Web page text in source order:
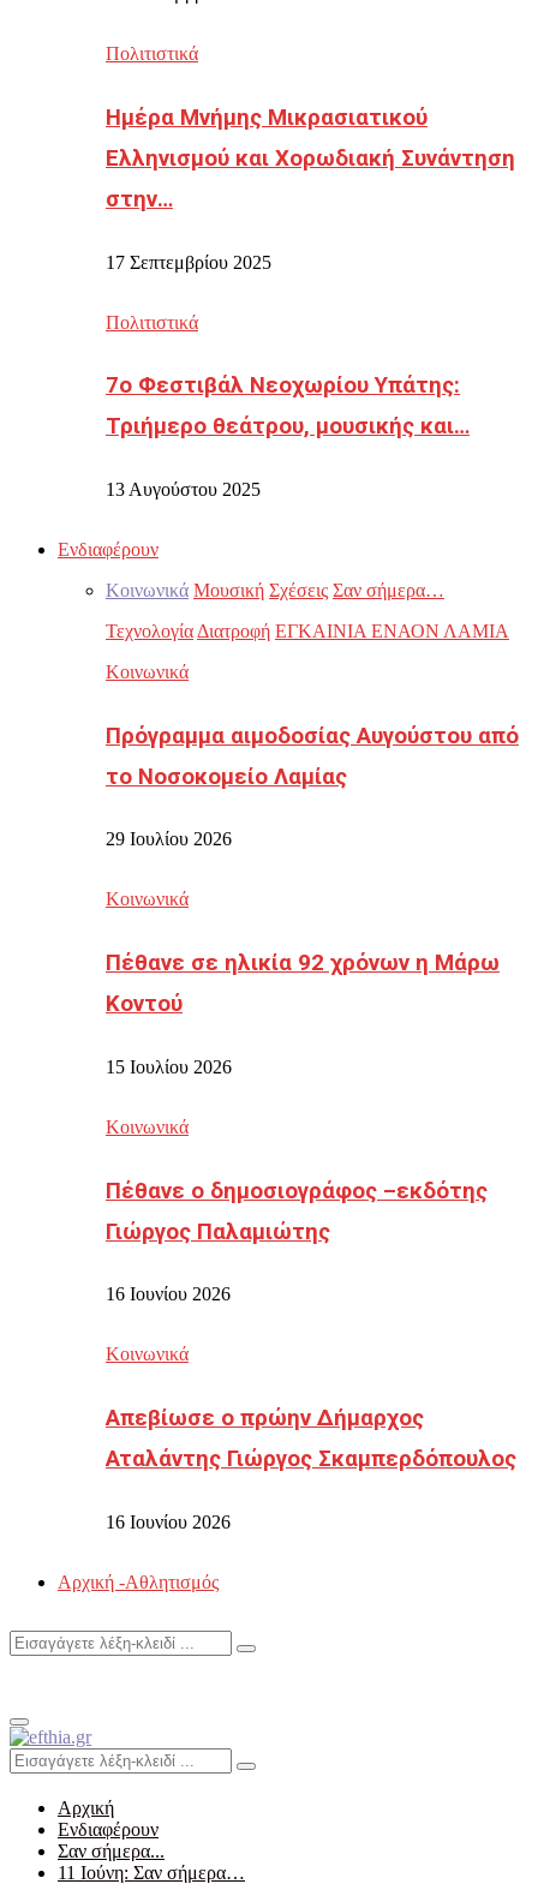
Πολιτιστικά
Ημέρα Μνήμης Μικρασιατικού
Ελληνισμού και Χορωδιακή Συνάντηση
στην…
17 Σεπτεμβρίου 2025
Πολιτιστικά
7ο Φεστιβάλ Νεοχωρίου Υπάτης:
Τριήμερο θεάτρου, μουσικής και…
13 Αυγούστου 2025
Ενδιαφέρουν
Κοινωνικά Μουσική Σχέσεις Σαν σήμερα…
Τεχνολογία Διατροφή ΕΓΚΑΙΝΙΑ ΕΝΑΟΝ ΛΑΜΙΑ
Κοινωνικά
Πρόγραμμα αιμοδοσίας Αυγούστου από
το Νοσοκομείο Λαμίας
29 Ιουλίου 2026
Κοινωνικά
Πέθανε σε ηλικία 92 χρόνων η Μάρω
Κοντού
15 Ιουλίου 2026
Κοινωνικά
Πέθανε ο δημοσιογράφος –εκδότης
Γιώργος Παλαμιώτης
16 Ιουνίου 2026
Κοινωνικά
Απεβίωσε ο πρώην Δήμαρχος
Αταλάντης Γιώργος Σκαμπερδόπουλος
16 Ιουνίου 2026
Αρχική -Αθλητισμός
Search
Search
Primary
Menu
Search
for:
Search
Αρχική
Ενδιαφέρουν
Σαν σήμερα...
11 Ιούνη: Σαν σήμερα…